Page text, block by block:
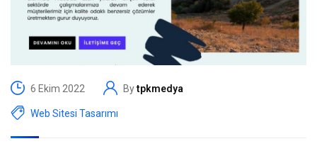
6 Ekim 2022 Bytpkmedya
Web Sitesi Tasarımı